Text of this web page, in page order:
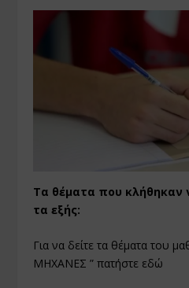
Τα θέματα που κλήθηκαν
τα εξής:
Για να δείτε τα θέματα του
ΜΗΧΑΝΕΣ ” πατήστε εδώ